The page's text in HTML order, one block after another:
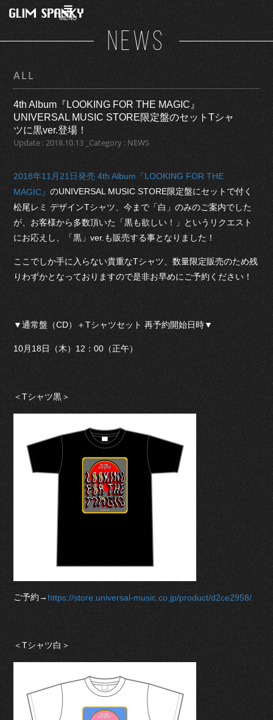
MENU
NEWS
ALL
4th Album『LOOKING FOR THE MAGIC』
UNIVERSAL MUSIC STORE限定盤のセットTシャ
ツに黒ver.登場！
Update : 2018.10.13 _Category : NEWS
2018年11月21日発売 4th Album『LOOKING FOR THE
MAGIC』のUNIVERSAL MUSIC STORE限定盤にセットで付く
松尾レミ デザインTシャツ、今まで「白」のみのご案内でした
が、お客様から多数頂いた「黒も欲しい！」というリクエスト
にお応えし、「黒」ver.も販売する事となりました！
ここでしか手に入らない貴重なTシャツ、数量限定販売のため残
りわずかとなっておりますので是非お早めにご予約ください！
▼通常盤（CD）＋Tシャツセット 再予約開始日時▼
10月18日（木）12：00（正午）
＜Tシャツ黒＞
ご予約→ https://store.universal-music.co.jp/product/d2ce2958/
＜Tシャツ白＞